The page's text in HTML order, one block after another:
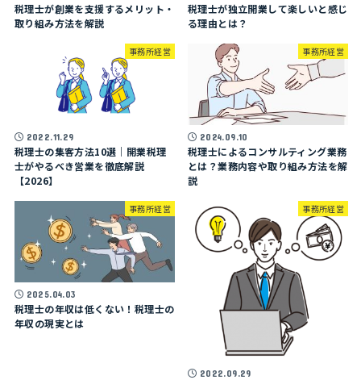
税理士が創業を支援するメリット・
取り組み方法を解説
税理士が独立開業して楽しいと感じ
る理由とは？
事務所経営
2022.11.29
税理士の集客方法10選｜開業税理
士がやるべき営業を徹底解説
【2026】
事務所経営
2024.09.10
税理士によるコンサルティング業務
とは？業務内容や取り組み方法を解
説
事務所経営
2025.04.03
税理士の年収は低くない！税理士の
年収の現実とは
事務所経営
2022.09.29